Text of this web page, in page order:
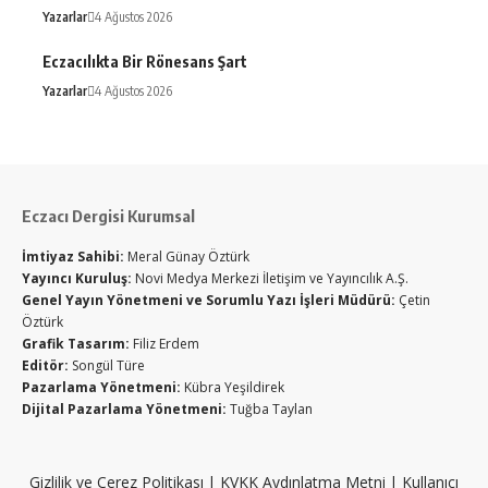
Yazarlar 4 Ağustos 2026
Eczacılıkta Bir Rönesans Şart
Yazarlar 4 Ağustos 2026
Eczacı Dergisi Kurumsal
İmtiyaz Sahibi: Meral Günay Öztürk
Yayıncı Kuruluş: Novi Medya Merkezi İletişim ve Yayıncılık A.Ş.
Genel Yayın Yönetmeni ve Sorumlu Yazı İşleri Müdürü: Çetin
Öztürk
Grafik Tasarım: Filiz Erdem
Editör: Songül Türe
Pazarlama Yönetmeni: Kübra Yeşildirek
Dijital Pazarlama Yönetmeni: Tuğba Taylan
Gizlilik ve Çerez Politikası | KVKK Aydınlatma Metni | Kullanıcı